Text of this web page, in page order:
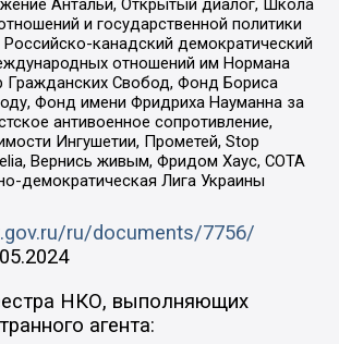
Антальи, Открытый диалог, Школа
и государственной политики
канадский демократический
отношений им Нормана
Гражданских Свобод, Фонд Бориса
Фонд имени Фридриха Науманна за
антивоенное сопротивление,
Ингушетии, Прометей, Stop
Вернись живым, Фридом Хаус, СОТА
демократическая Лига Украины
ru/documents/7756/
НКО, выполняющих
агента: